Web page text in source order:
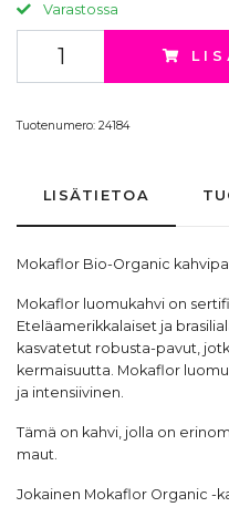
Varastossa
Tuotenumero: 24184
LISÄTIETOA
Mokaflor Bio-Organic
Mokaflor luomukahvi on
Eteläamerikkalaiset ja
kasvatetut robusta-pavut,
kermaisuutta. Mokaflor
ja intensiivinen.
Tämä on kahvi, jolla on
maut.
Jokainen Mokaflor Organic -